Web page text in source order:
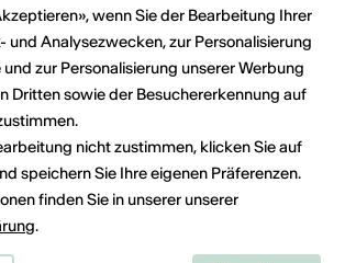
wenn Sie der Bearbeitung Ihrer
und Analysezwecken, zur Personalisierung
zur Personalisierung unserer Werbung
Dritten sowie der Besuchererkennung auf
nicht zustimmen, klicken Sie auf
speichern Sie Ihre eigenen Präferenzen.
finden Sie in unserer unserer
.